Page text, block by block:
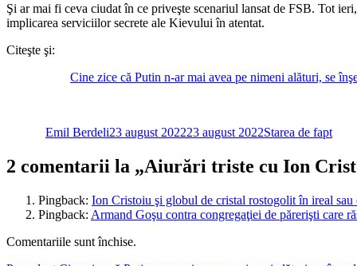
Şi ar mai fi ceva ciudat în ce priveşte scenariul lansat de FSB. Tot
implicarea serviciilor secrete ale Kievului în atentat.
Citeşte şi:
Cine zice că Putin n-ar mai avea pe nimeni alături, se
Emil Berdeli23 august 202223 august 2022Starea de fapt
2 comentarii la „Aiurări triste cu Ion
Pingback: Ion Cristoiu şi globul de cristal rostogolit în ireal
Pingback: Armand Goşu contra congregaţiei de părerişti care
Comentariile sunt închise.